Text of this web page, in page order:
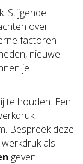
Stijgende
over
factoren
nieuwe
je
te houden. Een
Bespreek deze
als
geven.